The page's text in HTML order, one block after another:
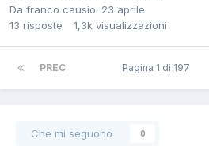
Da franco causio: 23 aprile
13 risposte 1,3k visualizzazioni
PREC Pagina 1 di 197
Che mi seguono 0